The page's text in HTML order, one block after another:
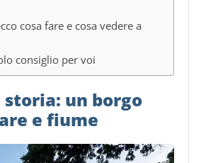
cosa fare e cosa vedere a
consiglio per voi
un borgo
e fiume